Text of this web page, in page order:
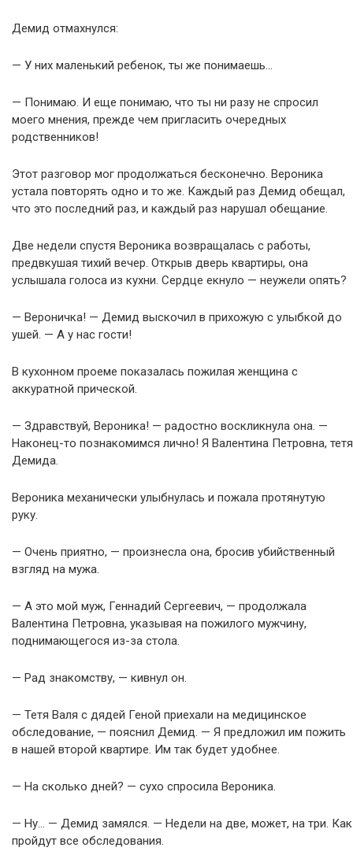
Демид отмахнулся:
— У них маленький ребенок, ты же понимаешь…
— Понимаю. И еще понимаю, что ты ни разу не спросил
моего мнения, прежде чем пригласить очередных
родственников!
Этот разговор мог продолжаться бесконечно. Вероника
устала повторять одно и то же. Каждый раз Демид обещал,
что это последний раз, и каждый раз нарушал обещание.
Две недели спустя Вероника возвращалась с работы,
предвкушая тихий вечер. Открыв дверь квартиры, она
услышала голоса из кухни. Сердце екнуло — неужели опять?
— Вероничка! — Демид выскочил в прихожую с улыбкой до
ушей. — А у нас гости!
В кухонном проеме показалась пожилая женщина с
аккуратной прической.
— Здравствуй, Вероника! — радостно воскликнула она. —
Наконец-то познакомимся лично! Я Валентина Петровна, тетя
Демида.
Вероника механически улыбнулась и пожала протянутую
руку.
— Очень приятно, — произнесла она, бросив убийственный
взгляд на мужа.
— А это мой муж, Геннадий Сергеевич, — продолжала
Валентина Петровна, указывая на пожилого мужчину,
поднимающегося из-за стола.
— Рад знакомству, — кивнул он.
— Тетя Валя с дядей Геной приехали на медицинское
обследование, — пояснил Демид. — Я предложил им пожить
в нашей второй квартире. Им так будет удобнее.
— На сколько дней? — сухо спросила Вероника.
— Ну… — Демид замялся. — Недели на две, может, на три. Как
пройдут все обследования.